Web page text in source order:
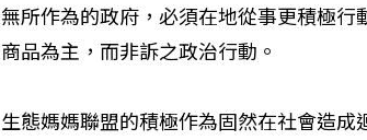
無所作為的政府，必須在地從事更積極
商品為主，而非訴之政治行動。
生態媽媽聯盟的積極作為固然在社會造